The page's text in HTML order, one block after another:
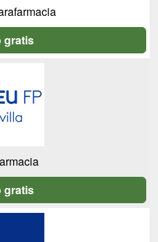
gratis
gratis